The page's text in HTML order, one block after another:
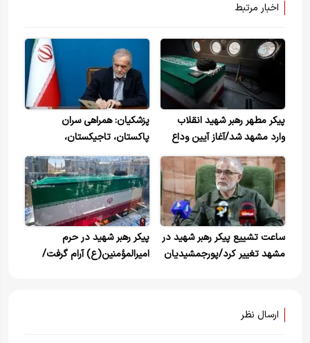
اخبار مرتبط
پیکر مطهر رهبر شهید انقلاب
وارد مشهد شد/آغاز آیین وداع
در جوار حرم رضوی+ویدیو
پزشکیان: همراهی سران
پاکستان، تاجیکستان،
ارمنستان، گرجستان و
ترکمنستان در مراسم تشییع
فراموش نمی‌شود
ساعت تشییع پیکر رهبر شهید در
مشهد تغییر کرد/پورجمشیدیان
پیکر رهبر شهید در حرم
امیرالمؤمنین(ع) آرام گرفت/
ارسال نظر